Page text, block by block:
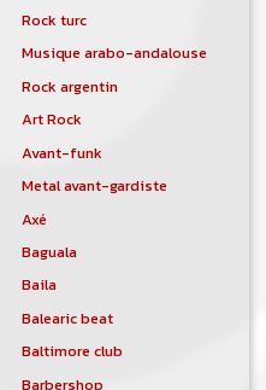
Rock turc
Musique arabo-andalouse
Rock argentin
Art Rock
Avant-funk
Metal avant-gardiste
Axé
Baguala
Baila
Balearic beat
Baltimore club
Barbershop